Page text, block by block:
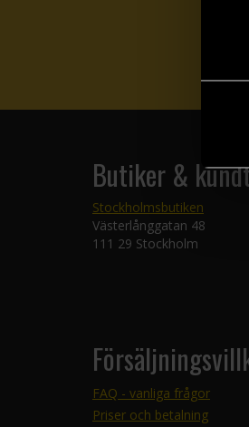
Butiker &
Stockholmsbutiken
Västerlånggatan 48
111 29 Stockholm
FAQ - vanliga frågor
Priser och betalning